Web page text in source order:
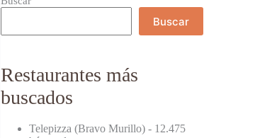
Buscar
Restaurantes más
buscados
Telepizza (Bravo Murillo) - 12.475